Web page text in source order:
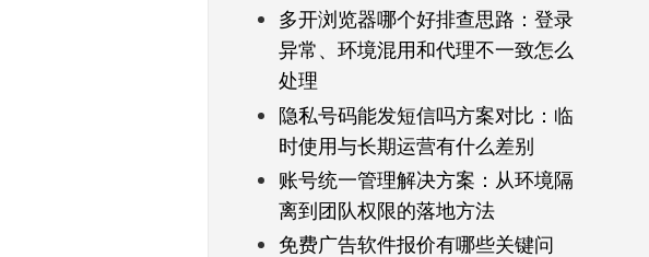
多开浏览器哪个好排查思路：登录
异常、环境混用和代理不一致怎么
处理
隐私号码能发短信吗方案对比：临
时使用与长期运营有什么差别
账号统一管理解决方案：从环境隔
离到团队权限的落地方法
免费广告软件报价有哪些关键问